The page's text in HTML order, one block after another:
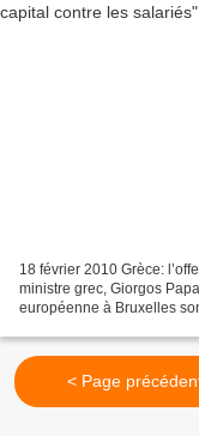
18 février 2010 Grèce:
ministre grec, Giorgos
européenne à Bruxelles
< Page